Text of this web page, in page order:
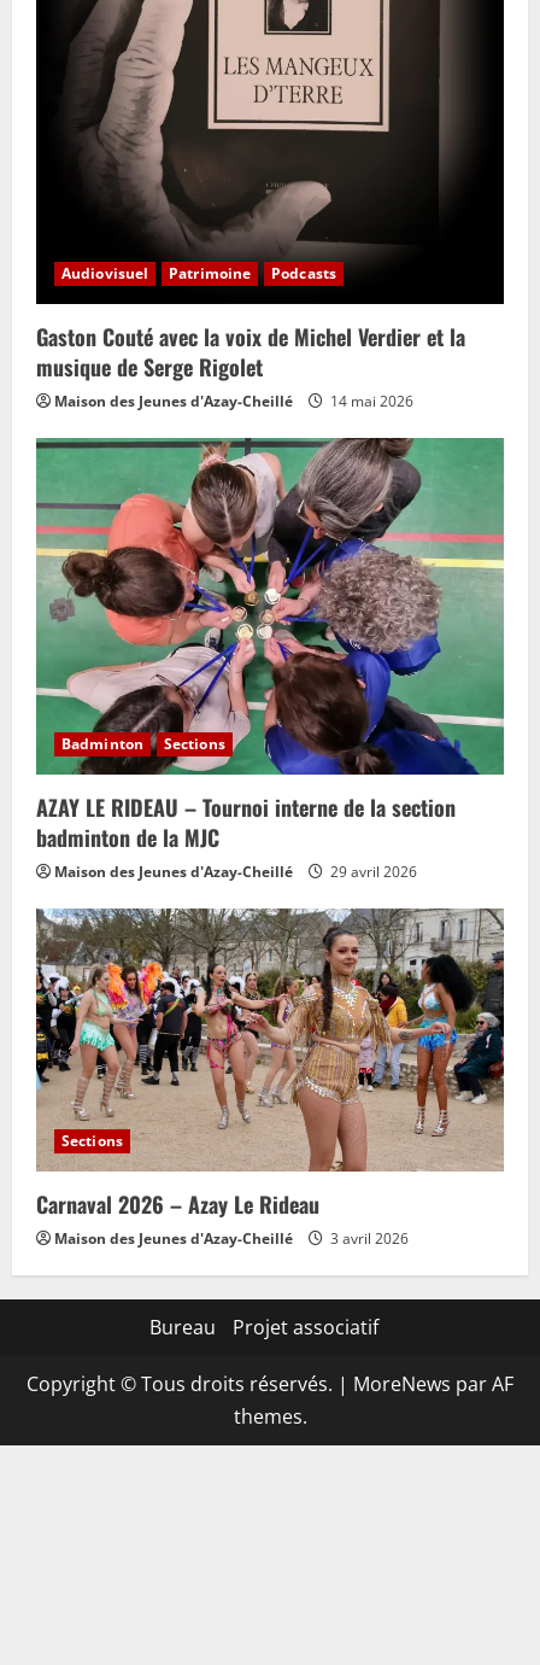
Audiovisuel Patrimoine Podcasts
Gaston Couté avec la voix de Michel Verdier et la
musique de Serge Rigolet
Maison des Jeunes d'Azay-Cheillé 14 mai 2026
Badminton Sections
AZAY LE RIDEAU – Tournoi interne de la section
badminton de la MJC
Maison des Jeunes d'Azay-Cheillé 29 avril 2026
Sections
Carnaval 2026 – Azay Le Rideau
Maison des Jeunes d'Azay-Cheillé 3 avril 2026
Bureau Projet associatif
Copyright © Tous droits réservés. | MoreNews par AF
themes.